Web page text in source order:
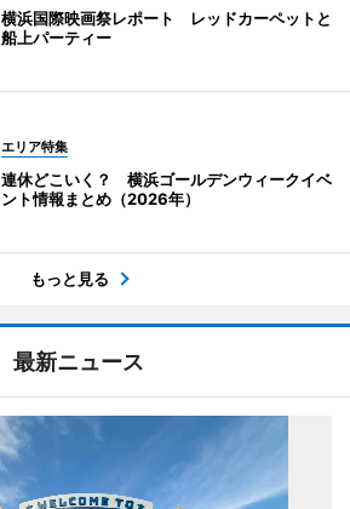
横浜国際映画祭レポート レッドカーペットと
船上パーティー
エリア特集
連休どこいく？ 横浜ゴールデンウィークイベ
ント情報まとめ（2026年）
もっと見る
最新ニュース